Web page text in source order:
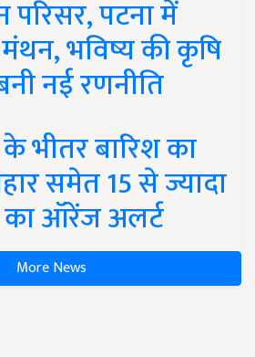
पटना में
मंथन, भविष्य की कृषि
नई रणनीति
भीतर बारिश का
समेत 15 से ज्यादा
का ऑरेंज अलर्ट
More News